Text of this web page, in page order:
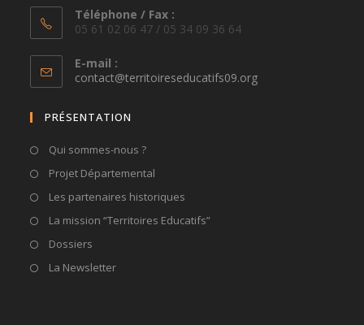
Téléphone / Fax :
05 61 02 06 47 / 05 34 09 36 64
E-mail :
contact@territoireseducatifs09.orgS’ouvre
PRÉSENTATION
Qui sommes-nous ?
Projet Départemental
Les partenaires historiques
La mission “Territoires Educatifs”
Dossiers
La Newsletter